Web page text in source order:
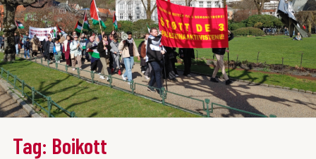
Tag: Boikott
Aktiviteter
Bli med på laget!
Om oss